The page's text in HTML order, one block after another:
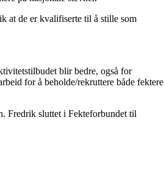
at de er kvalifiserte til å stille som
blir bedre, også for
for å beholde/rekruttere både fektere
Fredrik sluttet i Fekteforbundet til